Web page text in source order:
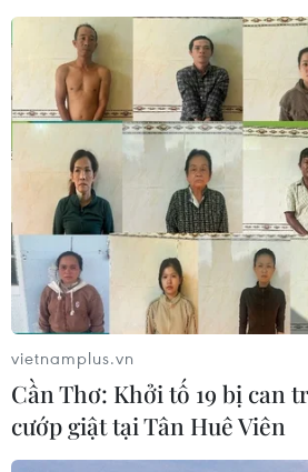
vietnamplus.vn
Cần Thơ: Khởi tố 19 bị can
cướp giật tại Tân Huê Viên